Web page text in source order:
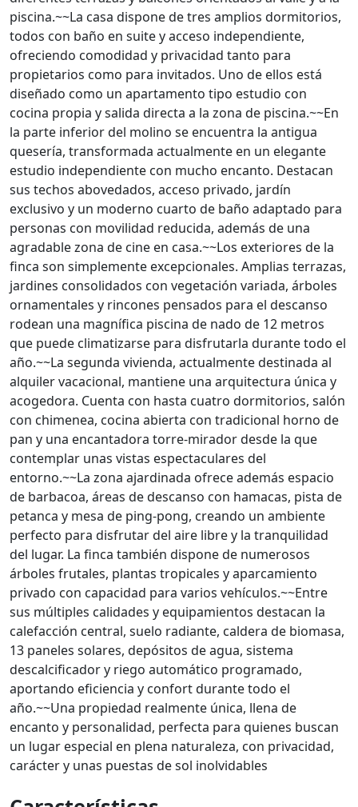
piscina.~~La casa dispone de tres amplios dormitorios,
todos con baño en suite y acceso independiente,
ofreciendo comodidad y privacidad tanto para
propietarios como para invitados. Uno de ellos está
diseñado como un apartamento tipo estudio con
cocina propia y salida directa a la zona de piscina.~~En
la parte inferior del molino se encuentra la antigua
quesería, transformada actualmente en un elegante
estudio independiente con mucho encanto. Destacan
sus techos abovedados, acceso privado, jardín
exclusivo y un moderno cuarto de baño adaptado para
personas con movilidad reducida, además de una
agradable zona de cine en casa.~~Los exteriores de la
finca son simplemente excepcionales. Amplias terrazas,
jardines consolidados con vegetación variada, árboles
ornamentales y rincones pensados para el descanso
rodean una magnífica piscina de nado de 12 metros
que puede climatizarse para disfrutarla durante todo el
año.~~La segunda vivienda, actualmente destinada al
alquiler vacacional, mantiene una arquitectura única y
acogedora. Cuenta con hasta cuatro dormitorios, salón
con chimenea, cocina abierta con tradicional horno de
pan y una encantadora torre-mirador desde la que
contemplar unas vistas espectaculares del
entorno.~~La zona ajardinada ofrece además espacio
de barbacoa, áreas de descanso con hamacas, pista de
petanca y mesa de ping-pong, creando un ambiente
perfecto para disfrutar del aire libre y la tranquilidad
del lugar. La finca también dispone de numerosos
árboles frutales, plantas tropicales y aparcamiento
privado con capacidad para varios vehículos.~~Entre
sus múltiples calidades y equipamientos destacan la
calefacción central, suelo radiante, caldera de biomasa,
13 paneles solares, depósitos de agua, sistema
descalcificador y riego automático programado,
aportando eficiencia y confort durante todo el
año.~~Una propiedad realmente única, llena de
encanto y personalidad, perfecta para quienes buscan
un lugar especial en plena naturaleza, con privacidad,
carácter y unas puestas de sol inolvidables